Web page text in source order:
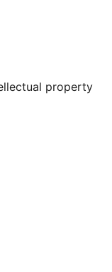
property